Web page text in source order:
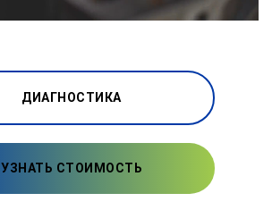
ДИАГНОСТИКА
УЗНАТЬ СТОИМОСТЬ